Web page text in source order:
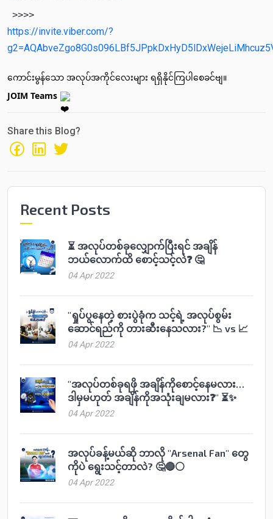
>>>>
https://invite.viber.com/?
ကောင်းမွန်သော အလုပ်အကိုင်လေးများ ရရှိနိုင်ကြပါစေခင်ဗျ။
JOIM Teams
Share this Blog?
Recent Posts
⏳ အလုပ်တစ်ခုလျှောက်ပြီးရင် အချိန်
ဘယ်လောက်ထိ စောင့်သင့်လဲ❓ 🤔
04 Apr 2022
"ရှုပ်ပွနေတဲ့ စားပွဲခုံက သင့်ရဲ့ အလုပ်စွမ်း
ဆောင်ရည်ကို တားဆီးနေသလား?" 📉 vs 📈
04 Apr 2022
"အလုပ်တစ်ခုရဖို အချိန်ကိုစောင့်နေမလား…
ဒါမှမဟုတ် အချိန်ကိုအသုံးချမလား❓" ⏳✨
04 Apr 2022
အလုပ်ခန့်မယ်ဆို ဘာလို "Arsenal Fan" တွေ
ကိုပဲ ရွေးသင့်တာလဲ? 🤔🔴⚪️
04 Apr 2022